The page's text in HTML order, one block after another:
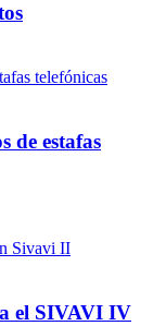
de estafas
el SIVAVI IV